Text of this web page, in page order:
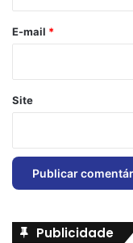
*
E-mail *
Site
Publicidade